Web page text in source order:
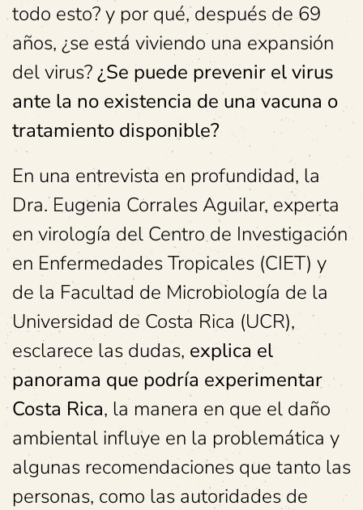
todo esto? y por qué, después de 69
años, ¿se está viviendo una expansión
del virus?¿Se puede prevenir el virus
ante la no existencia de una vacuna o
tratamiento disponible?
En una entrevista en profundidad, la
Dra. Eugenia Corrales Aguilar, experta
en virología del Centro de Investigación
en Enfermedades Tropicales (CIET) y
de la Facultad de Microbiología de la
Universidad de Costa Rica (UCR),
esclarece las dudas, explica el
panorama que podría experimentar
Costa Rica, la manera en que el daño
ambiental influye en la problemática y
algunas recomendaciones que tanto las
personas, como las autoridades de